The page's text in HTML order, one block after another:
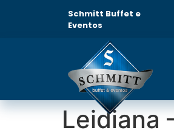
Schmitt Buffet e
Eventos
Leidiana